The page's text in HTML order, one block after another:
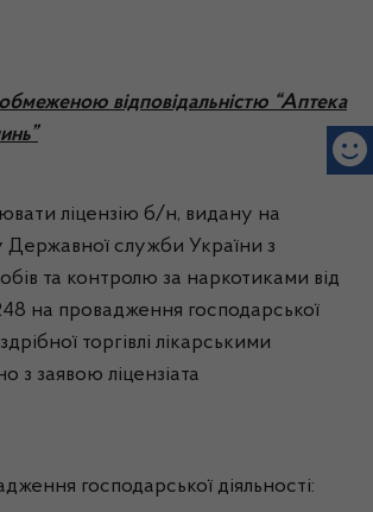
відповідальністю “Аптека
ліцензію б/н, видану на
Державної служби України з
та контролю за наркотиками від
на провадження господарської
торгівлі лікарськими
з заявою ліцензіата
господарської діяльності: